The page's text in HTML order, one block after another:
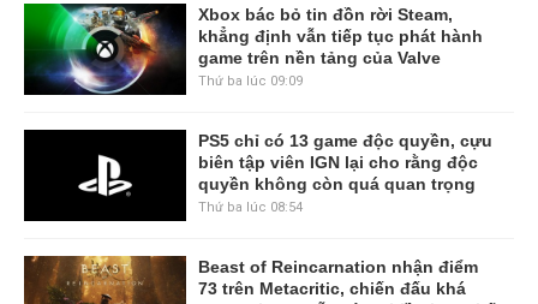
Xbox bác bỏ tin đồn rời Steam,
khẳng định vẫn tiếp tục phát hành
game trên nền tảng của Valve
Thứ ba lúc 09:09
PS5 chỉ có 13 game độc quyền, cựu
biên tập viên IGN lại cho rằng độc
quyền không còn quá quan trọng
Thứ ba lúc 08:54
Beast of Reincarnation nhận điểm
73 trên Metacritic, chiến đấu khá